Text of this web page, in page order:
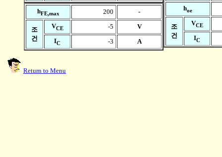
hFE,max 200 -
조
건
VCE -5
V
IC -3 A
hoe
조
건
VCE
IC
Return to Menu